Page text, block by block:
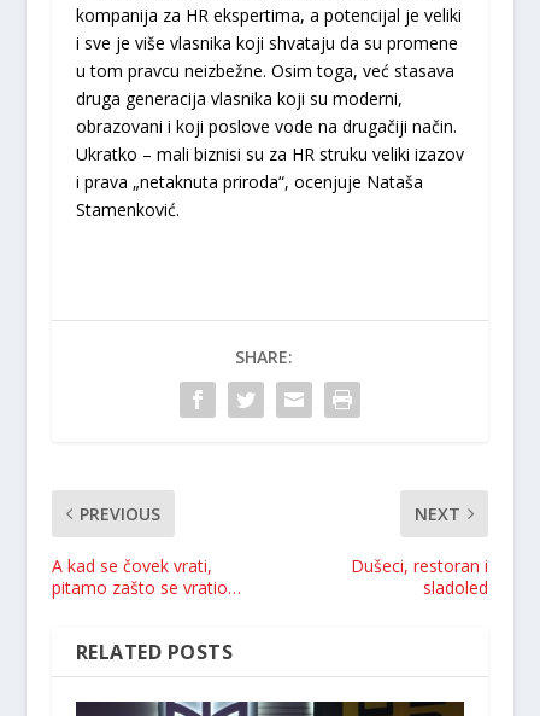
kompanija za HR ekspertima, a potencijal je veliki
i sve je više vlasnika koji shvataju da su promene
u tom pravcu neizbežne. Osim toga, već stasava
druga generacija vlasnika koji su moderni,
obrazovani i koji poslove vode na drugačiji način.
Ukratko – mali biznisi su za HR struku veliki izazov
i prava „netaknuta priroda“, ocenjuje Nataša
Stamenković.
SHARE:
PREVIOUS
A kad se čovek vrati,
pitamo zašto se vratio…
NEXT
Dušeci, restoran i
sladoled
RELATED POSTS